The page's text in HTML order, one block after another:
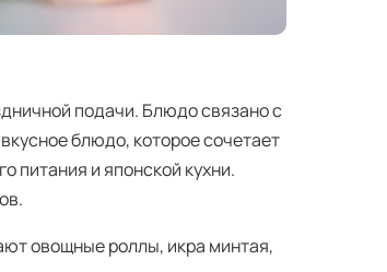
подачи. Блюдо связано с
блюдо, которое сочетает
питания и японской кухни.
овощные роллы, икра минтая,